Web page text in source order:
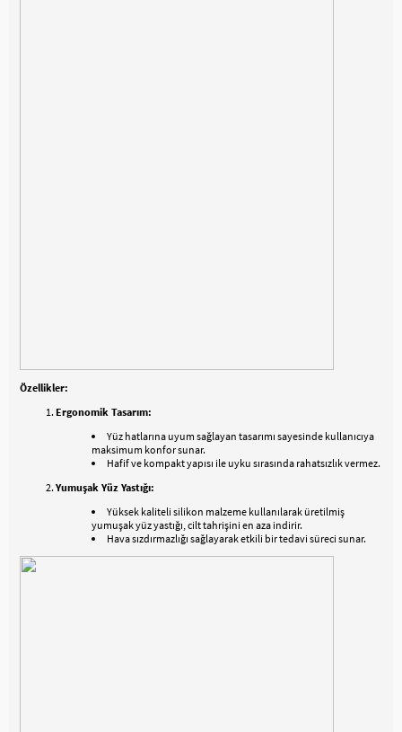
Özellikler:
Ergonomik Tasarım:
Yüz hatlarına uyum sağlayan tasarımı sayesinde kullanıcıya
maksimum konfor sunar.
Hafif ve kompakt yapısı ile uyku sırasında rahatsızlık vermez.
Yumuşak Yüz Yastığı:
Yüksek kaliteli silikon malzeme kullanılarak üretilmiş
yumuşak yüz yastığı, cilt tahrişini en aza indirir.
Hava sızdırmazlığı sağlayarak etkili bir tedavi süreci sunar.